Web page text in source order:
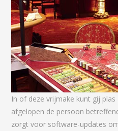
In of deze vrijmake kunt gij
afgelopen de persoon
zorgt voor software-updates